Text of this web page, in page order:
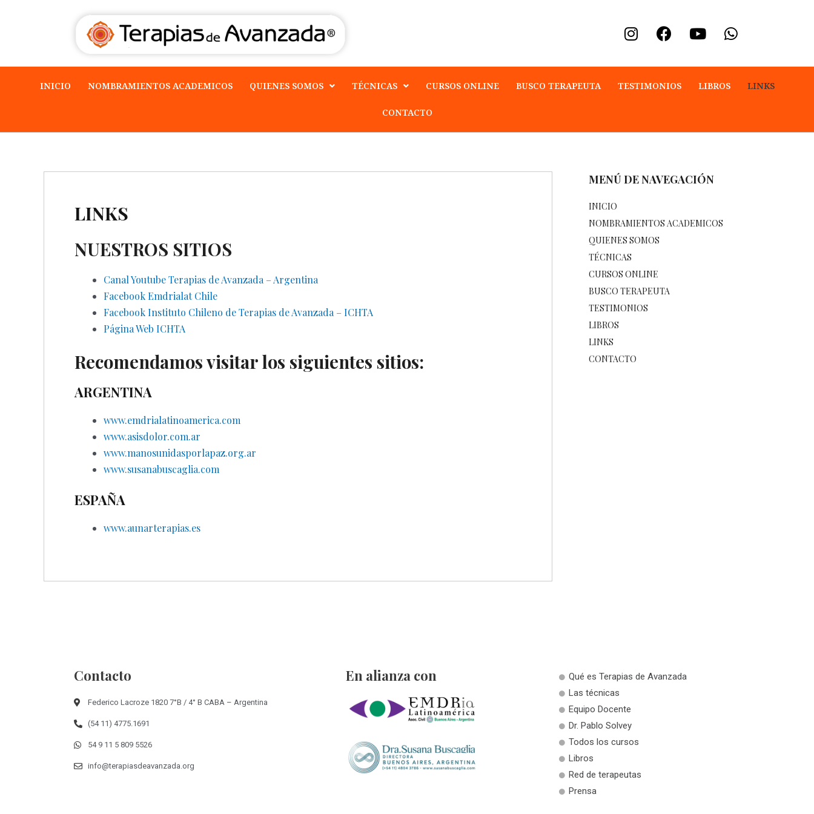
INICIO NOMBRAMIENTOS ACADEMICOS QUIENES SOMOS TÉCNICAS CURSOS ONLINE BUSCO TERAPEUTA TESTIMONIOS LIBROS LINKS
CONTACTO
LINKS
NUESTROS SITIOS
Canal Youtube Terapias de Avanzada – Argentina
Facebook Emdrialat Chile
Facebook Instituto Chileno de Terapias de Avanzada – ICHTA
Página Web ICHTA
Recomendamos visitar los siguientes sitios:
ARGENTINA
www.emdrialatinoamerica.com
www.asisdolor.com.ar
www.manosunidasporlapaz.org.ar
www.susanabuscaglia.com
ESPAÑA
www.aunarterapias.es
MENÚ DE NAVEGACIÓN
INICIO
NOMBRAMIENTOS ACADEMICOS
QUIENES SOMOS
TÉCNICAS
CURSOS ONLINE
BUSCO TERAPEUTA
TESTIMONIOS
LIBROS
LINKS
CONTACTO
Contacto
Federico Lacroze 1820 7°B / 4° B CABA – Argentina
(54 11) 4775.1691
54 9 11 5 809 5526
info@terapiasdeavanzada.org
En alianza con
Qué es Terapias de Avanzada
Las técnicas
Equipo Docente
Dr. Pablo Solvey
Todos los cursos
Libros
Red de terapeutas
Prensa